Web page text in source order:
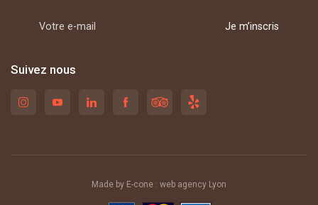
Je m’inscris
Suivez nous
Made by E-cone : web agency Lyon